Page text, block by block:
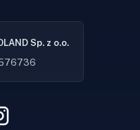
Sp. z o.o.